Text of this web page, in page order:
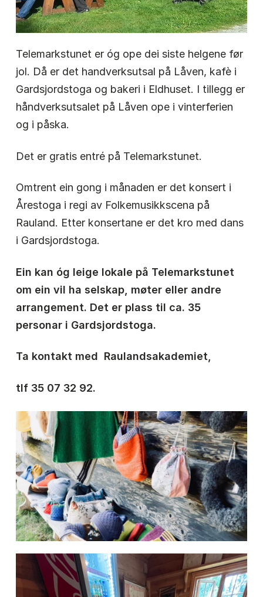
Telemarkstunet er óg ope dei siste helgene før
jol. Då er det handverksutsal på Låven, kafè i
Gardsjordstoga og bakeri i Eldhuset. I tillegg er
håndverksutsalet på Låven ope i vinterferien
og i påska.
Det er gratis entré på Telemarkstunet.
Omtrent ein gong i månaden er det konsert i
Årestoga i regi av Folkemusikkscena på
Rauland. Etter konsertane er det kro med dans
i Gardsjordstoga.
Ein kan óg leige lokale på Telemarkstunet
om ein vil ha selskap, møter eller andre
arrangement. Det er plass til ca. 35
personar i Gardsjordstoga.
Ta kontakt med Raulandsakademiet,
tlf 35 07 32 92.